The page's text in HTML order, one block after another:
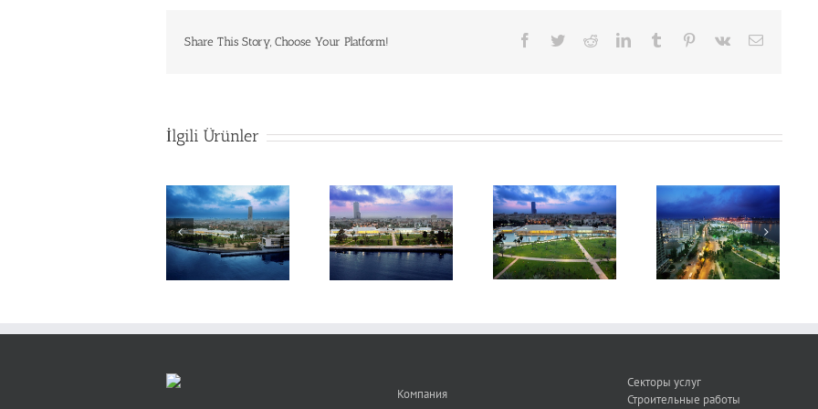
Share This Story, Choose Your Platform! Facebook
TwitterRedditLinkedInTumblr Pinterest
Vk
E-
İlgili Ürünler
Mersin Congress
& Exhibition Hall
Mersin Congress
& Exhibition Hall
Mersin Congress
& Exhibition Hall
Mersin Congress
& Exhibition Hall
Компания
Секторы услуг
Строительные работы